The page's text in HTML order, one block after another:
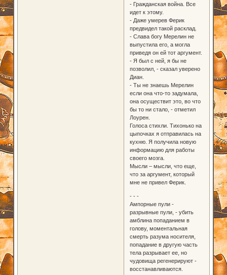
- Гражданская война. Все
идет к этому.
- Даже умерев Ферик
предвидел такой расклад.
- Слава богу Мерелин не
выпустила его, а могла
приведя он ей тот аргумент.
- Я был с ней, я бы не
позволил, - сказал уверено
Диан.
- Ты не знаешь Мерелин
если она что-то задумала,
она осуществит это, во что
бы то ни стало, - отметил
Лоурен.
Голоса стихли. Тихонько на
цыпочках я отправилась на
кухню. Я получила новую
информацию для работы
своего мозга.
Мысли – мысли, что еще,
что за аргумент, который
мне не привел Ферик.
- - -
Ампорные пули -
разрывные пули, - убить
амблина попаданием в
голову, моментальная
смерть разума носителя,
попадание в другую часть
тела разрывает ее, но
чудовища регенерируют -
восстанавливаются.